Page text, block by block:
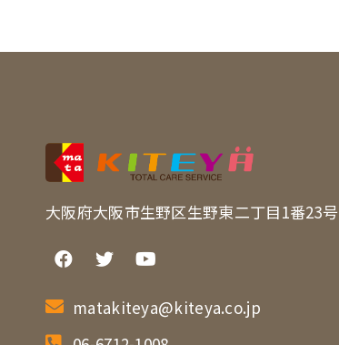
大阪府大阪市生野区生野東二丁目1番23号
matakiteya@kiteya.co.jp